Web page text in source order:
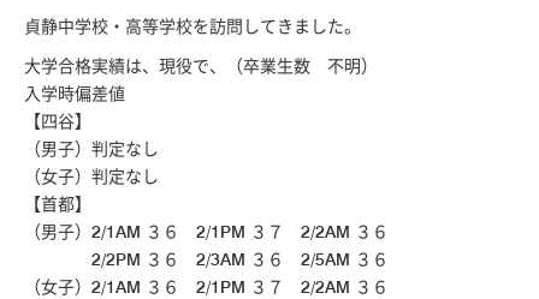
貞静中学校・高等学校を訪問してきました。
大学合格実績は、現役で、（卒業生数 不明）
入学時偏差値
【四谷】
（男子）判定なし
（女子）判定なし
【首都】
（男子）2/1AM ３６ 2/1PM ３７ 2/2AM ３６
2/2PM ３６ 2/3AM ３６ 2/5AM ３６
（女子）2/1AM ３６ 2/1PM ３７ 2/2AM ３６